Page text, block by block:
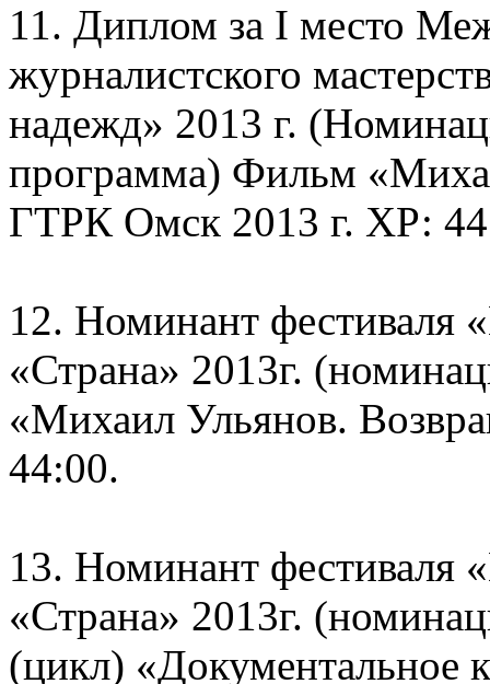
11. Диплом за I место
журналистского
надежд» 2013 г.
программа) Фильм
ГТРК Омск 2013 г. ХР:
12. Номинант фестиваля
«Страна» 2013г.
«Михаил Ульянов.
44:00.
13. Номинант фестиваля
«Страна» 2013г.
(цикл)